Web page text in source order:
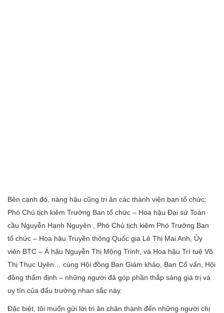
Bên cạnh đó, nàng hậu cũng tri ân các thành viên ban tổ chức:
Phó Chủ tịch kiêm Trưởng Ban tổ chức – Hoa hậu Đại sứ Toàn
cầu Nguyễn Hạnh Nguyên , Phó Chủ tịch kiêm Phó Trưởng Ban
tổ chức – Hoa hậu Truyền thông Quốc gia Lê Thị Mai Anh, Ủy
viên BTC – Á hậu Nguyễn Thị Mộng Trinh, và Hoa hậu Trí tuệ Võ
Thị Thục Uyên… cùng Hội đồng Ban Giám khảo, Ban Cố vấn, Hội
đồng thẩm định – những người đã góp phần thắp sáng giá trị và
uy tín của đấu trường nhan sắc này.
Đặc biệt, tôi muốn gửi lời tri ân chân thành đến những người chị